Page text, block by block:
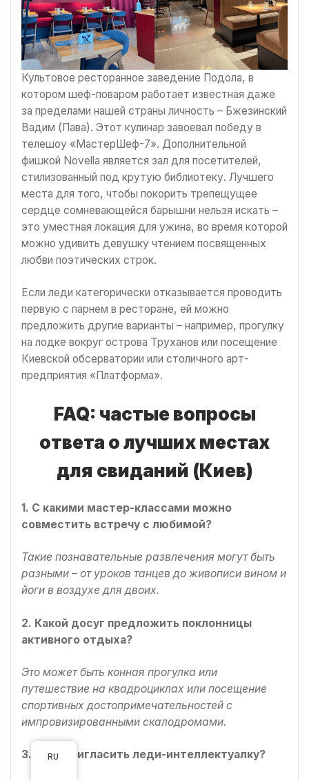
Культовое ресторанное заведение Подола, в
котором шеф-поваром работает известная даже
за пределами нашей страны личность – Бжезинский
Вадим (Пава). Этот кулинар завоевал победу в
телешоу «МастерШеф-7». Дополнительной
фишкой Novella является зал для посетителей,
стилизованный под крутую библиотеку. Лучшего
места для того, чтобы покорить трепещущее
сердце сомневающейся барышни нельзя искать –
это уместная локация для ужина, во время которой
можно удивить девушку чтением посвященных
любви поэтических строк.
Если леди категорически отказывается проводить
первую с парнем в ресторане, ей можно
предложить другие варианты – например, прогулку
на лодке вокруг острова Труханов или посещение
Киевской обсерватории или столичного арт-
предприятия «Платформа».
FAQ: частые вопросы
ответа о лучших местах
для свиданий (Киев)
1. С какими мастер-классами можно
совместить встречу с любимой?
Такие познавательные развлечения могут быть
разными – от уроков танцев до живописи вином и
йоги в воздухе для двоих.
2. Какой досуг предложить поклонницы
активного отдыха?
Это может быть конная прогулка или
путешествие на квадроциклах или посещение
спортивных достопримечательностей с
импровизированными скалодромами.
3. Куда пригласить леди-интеллектуалку?
RU